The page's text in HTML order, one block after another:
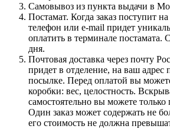
Самовывоз из пункта выдачи в
Постамат. Когда заказ поступит
телефон или e-mail придет
оплатить в терминале
дня.
Почтовая доставка через почту
придет в отделение, на ваш адрес
посылке. Перед оплатой вы
коробки: вес, целостность.
самостоятельно вы можете только
Один заказ может содержать не
его стоимость не должна